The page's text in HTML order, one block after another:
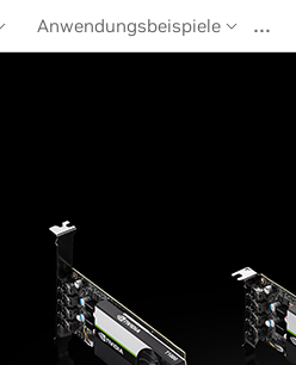
Anwendungsbeispiele …